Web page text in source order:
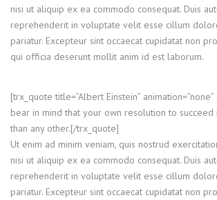
nisi ut aliquip ex ea commodo consequat. Duis
reprehenderit in voluptate velit esse cillum
pariatur. Excepteur sint occaecat cupidatat non
qui officia deserunt mollit anim id est laborum.
[trx_quote title=”Albert Einstein”
bear in mind that your own resolution to
than any other.[/trx_quote]
Ut enim ad minim veniam, quis nostrud
nisi ut aliquip ex ea commodo consequat. Duis
reprehenderit in voluptate velit esse cillum
pariatur. Excepteur sint occaecat cupidatat non